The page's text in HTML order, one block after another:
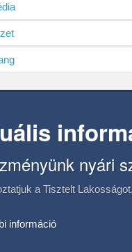
nyári
a Tisztelt
információ